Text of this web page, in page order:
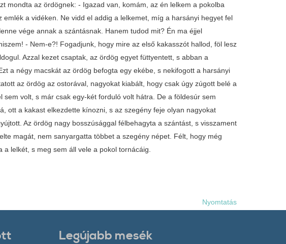
mondta az ördögnek: - Igazad van, komám, az én lelkem a pokolba
a vidéken. Ne vidd el addig a lelkemet, míg a harsányi hegyet fel
vége annak a szántásnak. Hanem tudod mit? Én ma éjjel
- Nem-e?! Fogadjunk, hogy mire az első kakasszót hallod, föl lesz
Azzal kezet csaptak, az ördög egyet füttyentett, s abban a
a négy macskát az ördög befogta egy ekébe, s nekifogott a harsányi
az ördög az ostorával, nagyokat kiabált, hogy csak úgy zúgott belé a
volt, s már csak egy-két forduló volt hátra. De a földesúr sem
ott a kakast elkezdette kínozni, s az szegény feje olyan nagyokat
Az ördög nagy bosszúsággal félbehagyta a szántást, s visszament
magát, nem sanyargatta többet a szegény népet. Félt, hogy még
lelkét, s meg sem áll vele a pokol tornácáig.
Nyomtatás
Legújabb mesék